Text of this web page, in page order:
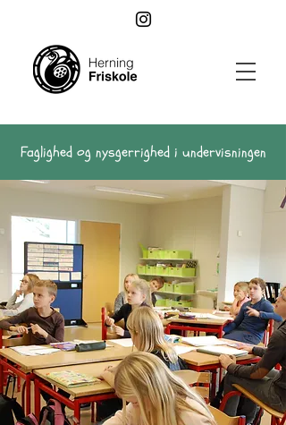
Faglighed og nysgerrighed i undervisningen